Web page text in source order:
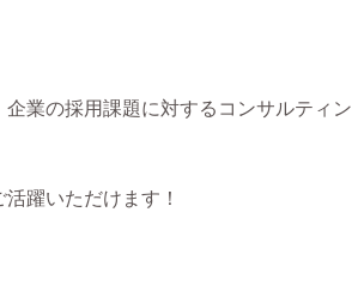
業の採用課題に対するコンサルティン
躍いただけます！